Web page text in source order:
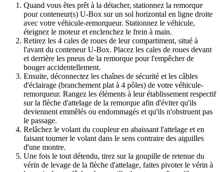
Quand vous êtes prêt à la détacher, stationnez la remorque
pour conteneur(s) U-Box sur un sol horizontal en ligne droite
avec votre véhicule-remorqueur. Stationnez le véhicule,
éteignez le moteur et enclenchez le frein à main.
Retirez les 4 cales de roues de leur compartiment, situé à
l'avant du conteneur U-Box. Placez les cales de roues devant
et derrière les pneus de la remorque pour l'empêcher de
bouger accidentellement.
Ensuite, déconnectez les chaînes de sécurité et les câbles
d'éclairage (branchement plat à 4 pôles) de votre véhicule-
remorqueur. Rangez les éléments à leur établissement respectif
sur la flèche d'attelage de la remorque afin d'éviter qu'ils
deviennent emmêlés ou endommagés et qu'ils n'obstruent pas
le passage.
Relâchez le volant du coupleur en abaissant l'attelage et en
faisant tourner le volant dans le sens contraire des aiguilles
d'une montre.
Une fois le tout détendu, tirez sur la goupille de retenue du
vérin de levage de la flèche d'attelage, faites pivoter le vérin à